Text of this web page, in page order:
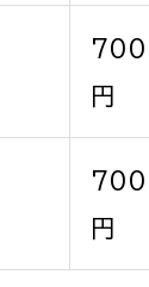
700
円
700
円